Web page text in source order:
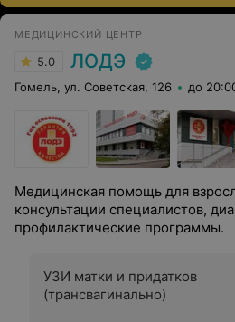
МЕДИЦИНСКИЙ ЦЕНТР
5.0 ЛОДЭ
Гомель, ул. Советская, 126 до
Медицинская помощь для
консультации специалистов,
профилактические программы.
УЗИ матки и придатков
(трансвагинально)